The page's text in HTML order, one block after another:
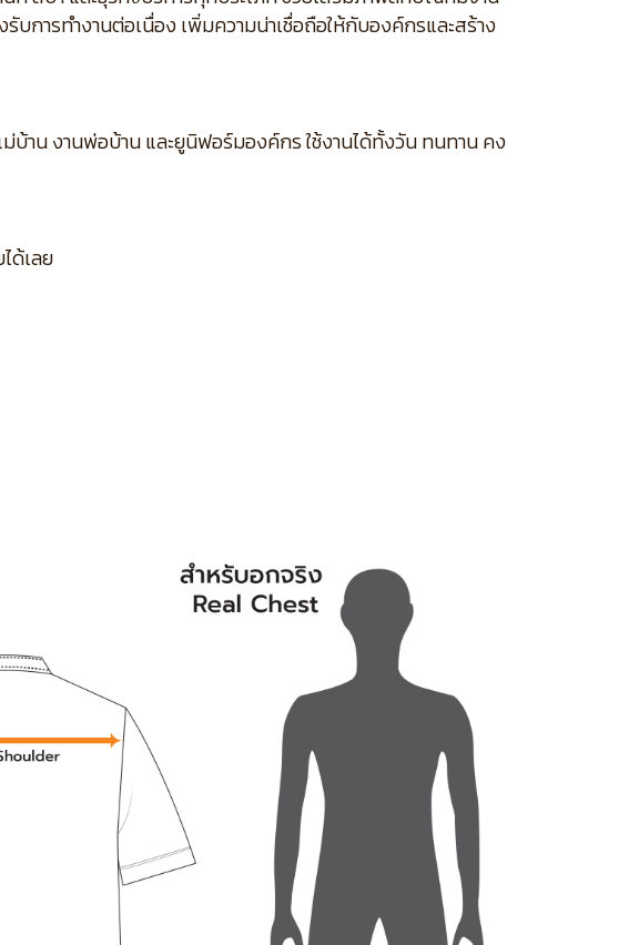
บการทำงานต่อเนื่อง เพิ่มความน่าเชื่อถือให้กับองค์กรและสร้าง
บ้าน งานพ่อบ้าน และยูนิฟอร์มองค์กร ใช้งานได้ทั้งวัน ทนทาน คง
ด้เลย